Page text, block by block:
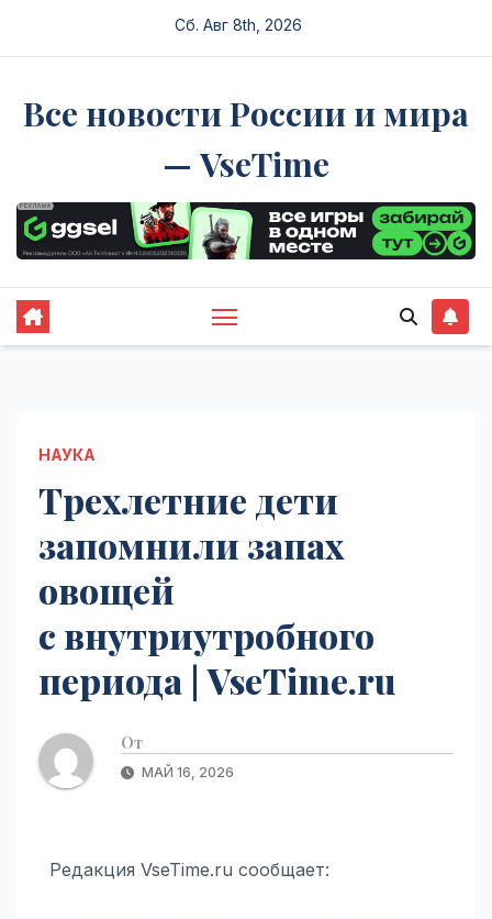
Сб. Авг 8th, 2026
Все новости России и мира
— VseTime
НАУКА
Трехлетние дети
запомнили запах
овощей
с внутриутробного
периода | VseTime.ru
От
МАЙ 16, 2026
Редакция VseTime.ru сообщает: